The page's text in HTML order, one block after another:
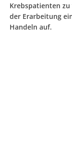
Krebspatienten
der Erarbeitung
Handeln auf.